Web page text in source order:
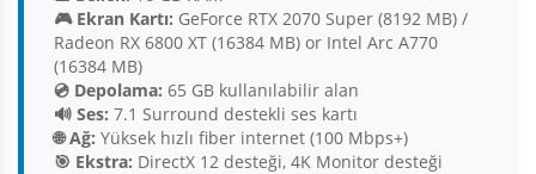
🎮 Ekran Kartı: GeForce RTX 2070 Super (8192 MB) /
Radeon RX 6800 XT (16384 MB) or Intel Arc A770
(16384 MB)
💿 Depolama: 65 GB kullanılabilir alan
🔊 Ses: 7.1 Surround destekli ses kartı
🌐 Ağ: Yüksek hızlı fiber internet (100 Mbps+)
🎯 Ekstra: DirectX 12 desteği, 4K Monitor desteği